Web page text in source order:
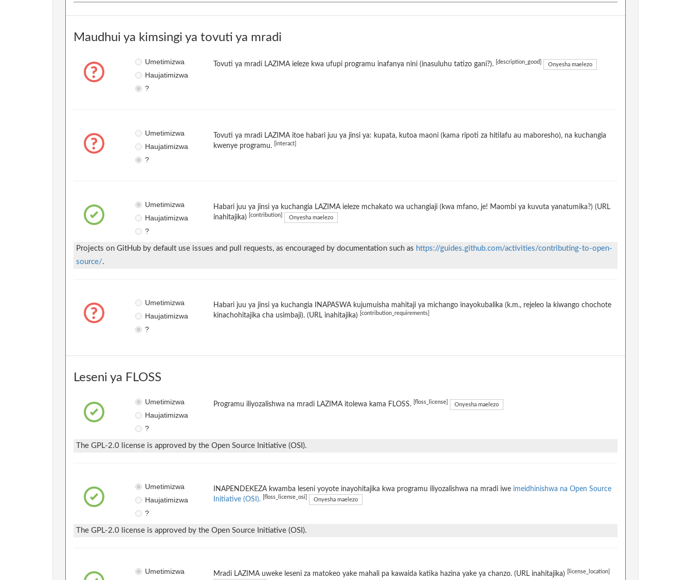
Maudhui ya kimsingi ya tovuti ya mradi
Umetimizwa
Haujatimizwa
?
Tovuti ya mradi LAZIMA ieleze kwa ufupi programu inafanya nini (inasuluhu tatizo gani?). [description_good] Onyesha maelezo
Umetimizwa
Haujatimizwa
?
Tovuti ya mradi LAZIMA itoe habari juu ya jinsi ya: kupata, kutoa maoni (kama ripoti za hitilafu au maboresho), na kuchangia
kwenye programu.
[interact]
Umetimizwa
Haujatimizwa
?
Habari juu ya jinsi ya kuchangia LAZIMA ieleze mchakato wa uchangiaji (kwa mfano, je! Maombi ya kuvuta yanatumika?) (URL
inahitajika)
[contribution] Onyesha maelezo
Projects on GitHub by default use issues and pull requests, as encouraged by documentation such as https://guides.github.com/activities/contributing-to-open-
source/.
Umetimizwa
Haujatimizwa
?
Habari juu ya jinsi ya kuchangia INAPASWA kujumuisha mahitaji ya michango inayokubalika (k.m., rejeleo la kiwango chochote
kinachohitajika cha usimbaji). (URL inahitajika)
[contribution_requirements]
Leseni ya FLOSS
Umetimizwa
Haujatimizwa
?
Programu iliyozalishwa na mradi LAZIMA itolewa kama FLOSS. [floss_license] Onyesha maelezo
The GPL-2.0 license is approved by the Open Source Initiative (OSI).
Umetimizwa
Haujatimizwa
?
INAPENDEKEZA kwamba leseni yoyote inayohitajika kwa programu iliyozalishwa na mradi iwe imeidhinishwa na Open Source
Initiative (OSI).
[floss_license_osi] Onyesha maelezo
The GPL-2.0 license is approved by the Open Source Initiative (OSI).
Umetimizwa
Mradi LAZIMA uweke leseni za matokeo yake mahali pa kawaida katika hazina yake ya chanzo. (URL inahitajika) [license_location]